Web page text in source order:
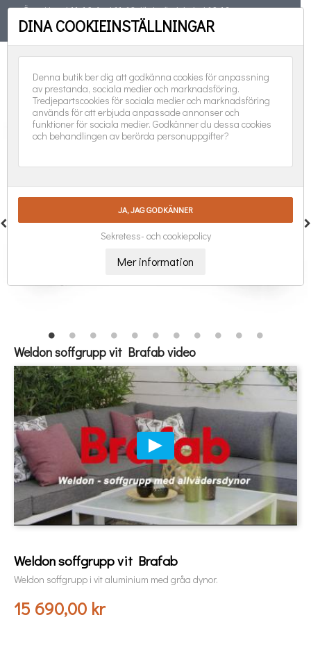
Öppet torsd 11-19, fred 11-18, lörd, sönd, helgd 10-16
TELEFON 08-551 501 31 FÖLJ OSS:
Weldon soffgrupp vit Brafab video
Weldon soffgrupp vit Brafab
Weldon soffgrupp i vit aluminium med gråa dynor.
15 690,00 kr
DINA COOKIEINSTÄLLNINGAR
Denna butik ber dig att godkänna cookies för anpassning
av prestanda, sociala medier och marknadsföring.
Tredjepartscookies för sociala medier och marknadsföring
används för att erbjuda anpassade annonser och
funktioner för sociala medier. Godkänner du dessa cookies
och behandlingen av berörda personuppgifter?
Sekretess- och cookiepolicy